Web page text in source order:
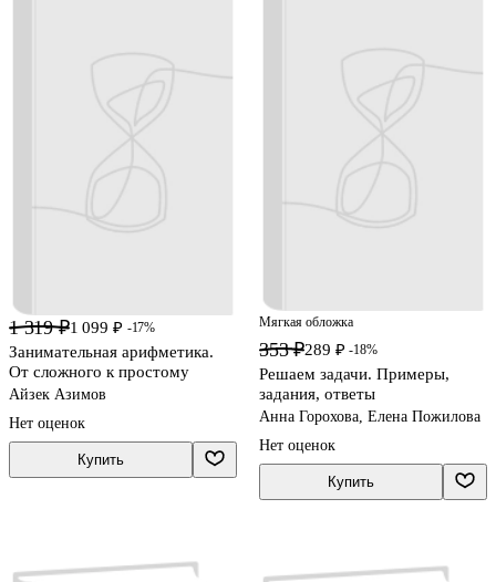
1 319 ₽1 099 ₽ -17%
Занимательная арифметика.
От сложного к простому
Айзек Азимов
Нет оценок
Купить
Мягкая обложка
353 ₽289 ₽ -18%
Решаем задачи. Примеры,
задания, ответы
Анна Горохова, Елена Пожилова
Нет оценок
Купить